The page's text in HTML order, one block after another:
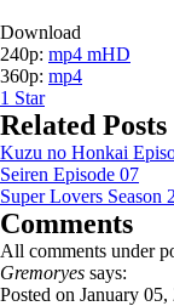
Download
240p: mp4 mHD
360p: mp4
1 Star
Related Posts
Kuzu no Honkai
Seiren Episode 07
Super Lovers Season
Comments
All comments under
Gremoryes says:
Posted on January 05,